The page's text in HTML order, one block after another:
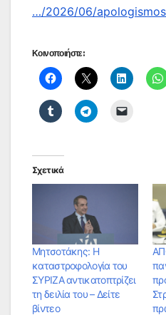
…/2026/06/
Κοινοποιήστε:
Σχετικά
Μητσοτάκης: Η
καταστροφολογία του
ΣΥΡΙΖΑ αντικατοπτρίζει
τη δειλία του – Δείτε
βίντεο